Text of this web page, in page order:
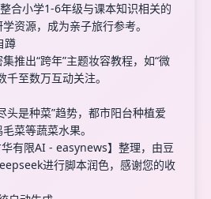
合小学1-6年级与课本知识相关的
资源，成为亲子旅行参考。
蹲
推出“跨年”主题妆容教程，如“微
至数万互动关注。
头是种菜”趋势，都市阳台种植爱
菜等蔬菜水果。
有限AI - easynews】整理，由豆
进行脚本润色，感谢您的收